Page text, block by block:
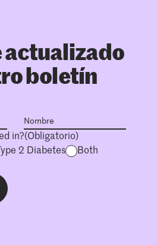
actualizado
boletín
in?(Obligatorio)
Type 2 Diabetes Both